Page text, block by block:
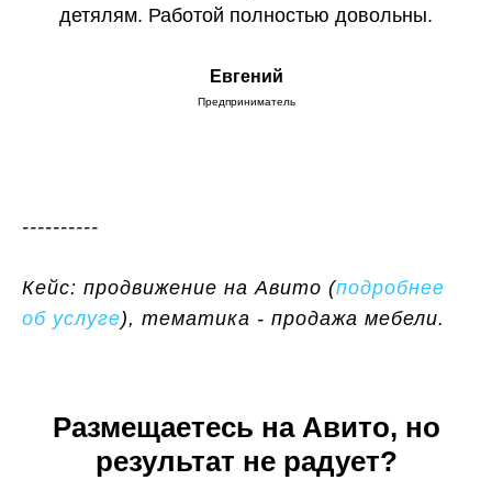
детялям. Работой полностью довольны.
Евгений
Предприниматель
----------
Кейс: продвижение на Авито (подробнее
об услуге), тематика - продажа мебели.
Размещаетесь на Авито, но
результат не радует?